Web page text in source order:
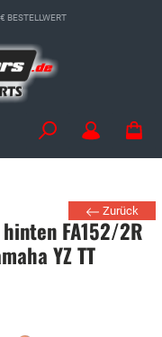
BESTELLWERT
Zurück
FA152/2R
YZ TT